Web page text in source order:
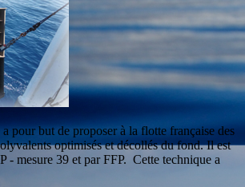
pour but de proposer à la flotte française des
optimisés et décollés du fond. Il est
- mesure 39 et par FFP. Cette technique a